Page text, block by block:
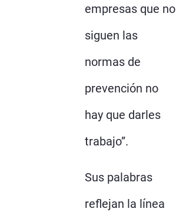
empresas que no
siguen las
normas de
prevención no
hay que darles
trabajo”.
Sus palabras
reflejan la línea